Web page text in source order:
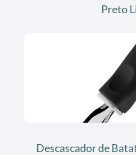
Preto
Descascador de